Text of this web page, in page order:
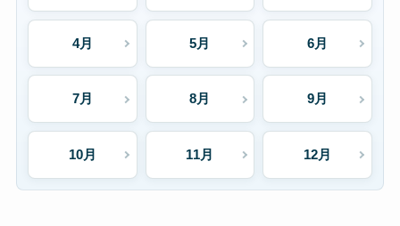
4月 5月 6月
7月 8月 9月
10月 11月 12月